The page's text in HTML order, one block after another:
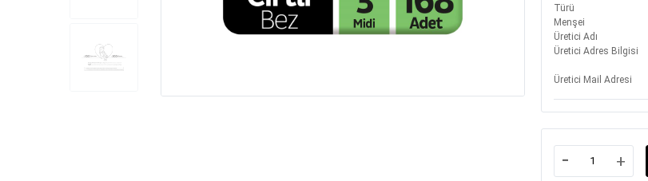
Türü
Menşei
Üretici Adı
Üretici Adres Bilgisi
Üretici Mail Adresi
- +